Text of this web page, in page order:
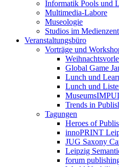
Informatik Pools und
Multimedia-Labore
Museologie
Studios im
Veranstaltungsbüro
Vorträge und
Global Game
Lunch und
Lunch und
Trends in
Tagungen
Heroes of
innoPRINT
JUG Saxony
Leipzig
forum